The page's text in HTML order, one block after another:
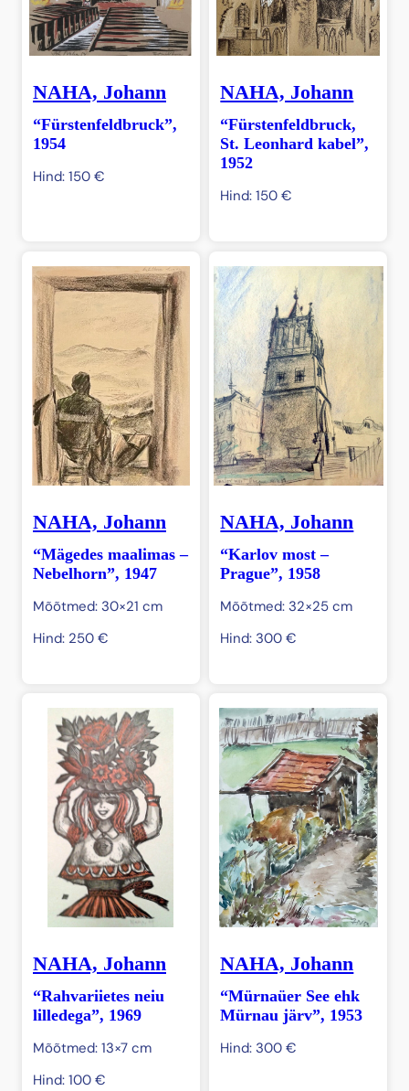
NAHA, Johann
“Fürstenfeldbruck”,
1954
Hind: 150 €
NAHA, Johann
“Fürstenfeldbruck,
St. Leonhard kabel”,
1952
Hind:150€
NAHA, Johann
“Mägedes maalimas –
Nebelhorn”, 1947
Mõõtmed: 30×21 cm
Hind: 250 €
NAHA, Johann
“Karlov most –
Prague”, 1958
Mõõtmed: 32×25 cm
Hind:300€
NAHA, Johann
“Rahvariietes neiu
lilledega”, 1969
Mõõtmed: 13×7 cm
Hind: 100 €
NAHA, Johann
“Mürnaüer See ehk
Mürnau järv”, 1953
Hind:300€